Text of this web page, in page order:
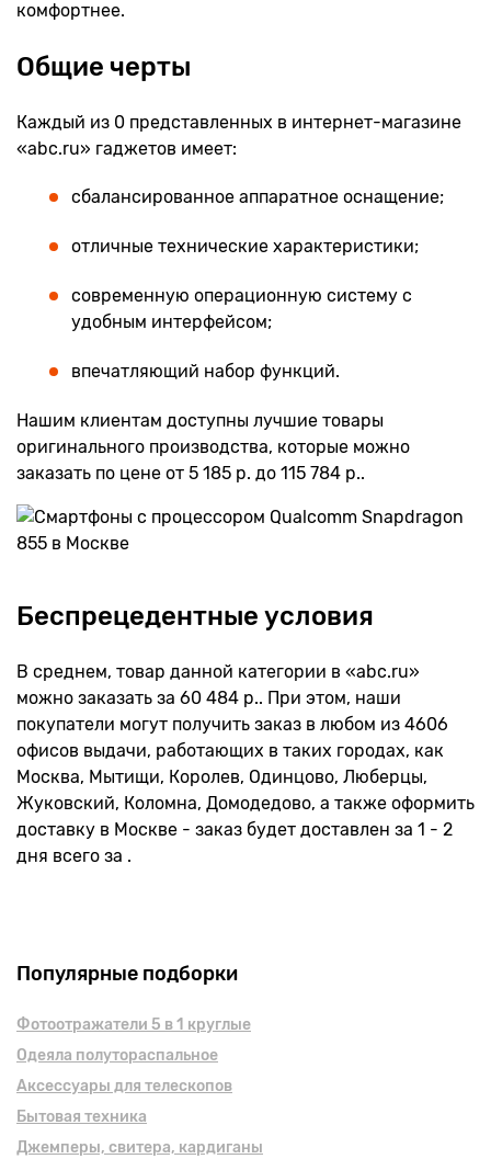
комфортнее.
Общие черты
Каждый из 0 представленных в интернет-магазине
«abc.ru» гаджетов имеет:
сбалансированное аппаратное оснащение;
отличные технические характеристики;
современную операционную систему с
удобным интерфейсом;
впечатляющий набор функций.
Нашим клиентам доступны лучшие товары
оригинального производства, которые можно
заказать по цене от 5 185 р. до 115 784 р..
Беспрецедентные условия
В среднем, товар данной категории в «abc.ru»
можно заказать за 60 484 р.. При этом, наши
покупатели могут получить заказ в любом из 4606
офисов выдачи, работающих в таких городах, как
Москва, Мытищи, Королев, Одинцово, Люберцы,
Жуковский, Коломна, Домодедово, а также оформить
доставку в Москве - заказ будет доставлен за 1 - 2
дня всего за .
Популярные подборки
Фотоотражатели 5 в 1 круглые
Одеяла полутораспальное
Аксессуары для телескопов
Бытовая техника
Джемперы, свитера, кардиганы